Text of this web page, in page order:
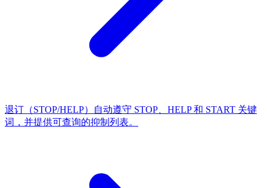
退订（STOP/HELP）
自动遵守 STOP、HELP 和 START 关键
词，并提供可查询的抑制列表。